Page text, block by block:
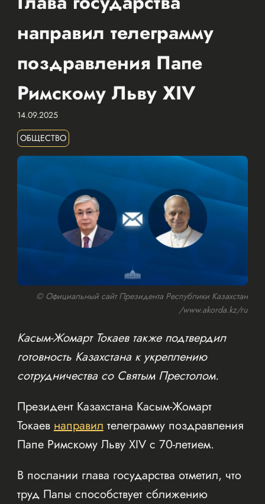
направил телеграмму
поздравления Папе
Римскому Льву XIV
14.09.2025
ОБЩЕСТВО
© Официальный сайт Президента Республики Казахстан
/www.akorda.kz/ru
Касым-Жомарт Токаев также подтвердил
готовность Казахстана к укреплению
сотрудничества со Святым Престолом.
Президент Казахстана Касым-Жомарт
Токаевнаправилтелеграмму поздравления
Папе Римскому Льву XIV с 70-летием.
В послании глава государства отметил, что
труд Папы способствует сближению